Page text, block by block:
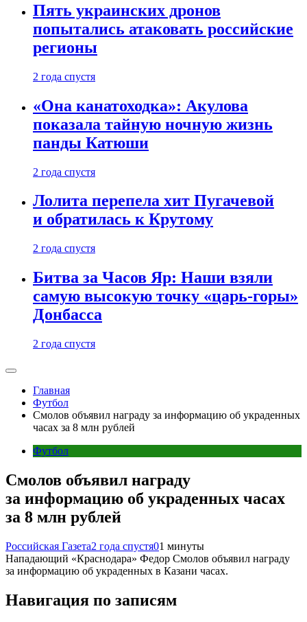
Пять украинских дронов
попытались атаковать российские
регионы
2 года спустя
«Она канатоходка»: Акулова
показала тайную ночную жизнь
панды Катюши
2 года спустя
Лолита перепела хит Пугачевой
и обратилась к Крутому
2 года спустя
Битва за Часов Яр: Наши взяли
самую высокую точку «царь-горы»
Донбасса
2 года спустя
Главная
Футбол
Смолов объявил награду за информацию об украденных
часах за 8 млн рублей
Футбол
Смолов объявил награду
за информацию об украденных часах
за 8 млн рублей
Российская Газета2 года спустя01 минуты
Нападающий «Краснодара» Федор Смолов объявил награду
за информацию об украденных в Казани часах.
Навигация по записям